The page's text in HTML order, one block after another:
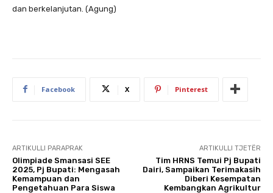
dan berkelanjutan. (Agung)
Facebook X Pinterest
ARTIKULLI PARAPRAK
Olimpiade Smansasi SEE
2025, Pj Bupati: Mengasah
Kemampuan dan
Pengetahuan Para Siswa
ARTIKULLI TJETËR
Tim HRNS Temui Pj Bupati
Dairi, Sampaikan Terimakasih
Diberi Kesempatan
Kembangkan Agrikultur